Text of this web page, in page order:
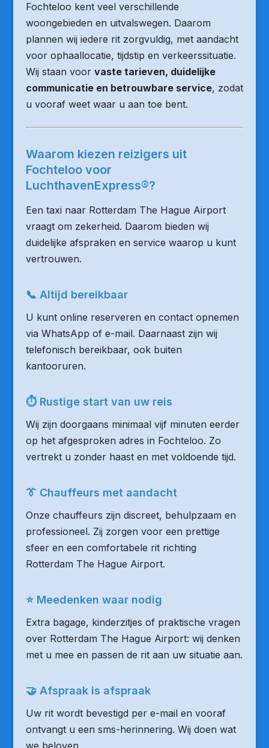
Fochteloo kent veel verschillende
woongebieden en uitvalswegen. Daarom
plannen wij iedere rit zorgvuldig, met aandacht
voor ophaallocatie, tijdstip en verkeerssituatie.
Wij staan voor vaste tarieven, duidelijke
communicatie en betrouwbare service, zodat
u vooraf weet waar u aan toe bent.
Waarom kiezen reizigers uit
Fochteloo voor
LuchthavenExpress®?
Een taxi naar Rotterdam The Hague Airport
vraagt om zekerheid. Daarom bieden wij
duidelijke afspraken en service waarop u kunt
vertrouwen.
📞 Altijd bereikbaar
U kunt online reserveren en contact opnemen
via WhatsApp of e-mail. Daarnaast zijn wij
telefonisch bereikbaar, ook buiten
kantooruren.
⏱ Rustige start van uw reis
Wij zijn doorgaans minimaal vijf minuten eerder
op het afgesproken adres in Fochteloo. Zo
vertrekt u zonder haast en met voldoende tijd.
👔 Chauffeurs met aandacht
Onze chauffeurs zijn discreet, behulpzaam en
professioneel. Zij zorgen voor een prettige
sfeer en een comfortabele rit richting
Rotterdam The Hague Airport.
⭐ Meedenken waar nodig
Extra bagage, kinderzitjes of praktische vragen
over Rotterdam The Hague Airport: wij denken
met u mee en passen de rit aan uw situatie aan.
🤝 Afspraak is afspraak
Uw rit wordt bevestigd per e-mail en vooraf
ontvangt u een sms-herinnering. Wij doen wat
we beloven.